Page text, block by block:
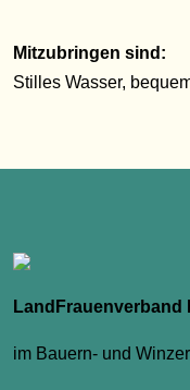
Mitzubringen sind:
Stilles Wasser,
LandFrauenverband
im Bauern- und